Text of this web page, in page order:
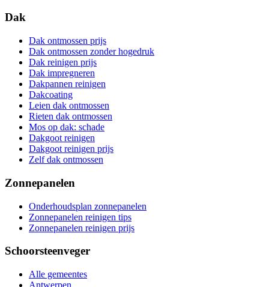
Dak
Dak ontmossen prijs
Dak ontmossen zonder hogedruk
Dak reinigen prijs
Dak impregneren
Dakpannen reinigen
Dakcoating
Leien dak ontmossen
Rieten dak ontmossen
Mos op dak: schade
Dakgoot reinigen
Dakgoot reinigen prijs
Zelf dak ontmossen
Zonnepanelen
Onderhoudsplan zonnepanelen
Zonnepanelen reinigen tips
Zonnepanelen reinigen prijs
Schoorsteenveger
Alle gemeentes
Antwerpen